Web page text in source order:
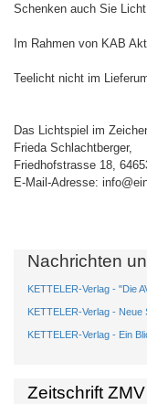
Schenken auch Sie
Im Rahmen von KAB
Teelicht nicht im
Das Lichtspiel im
Frieda Schlachtberger,
Friedhofstrasse 18,
E-Mail-Adresse:
Nachrichten
KETTELER-Verlag - "Die
KETTELER-Verlag - Neue
KETTELER-Verlag - Ein
Zeitschrift ZMV